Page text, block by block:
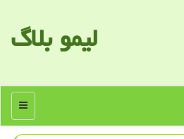
لیمو بلاگ
منو